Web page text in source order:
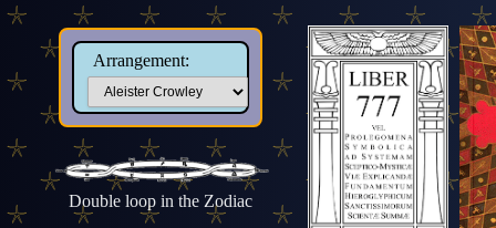
Arrangement:
Double loop in the Zodiac